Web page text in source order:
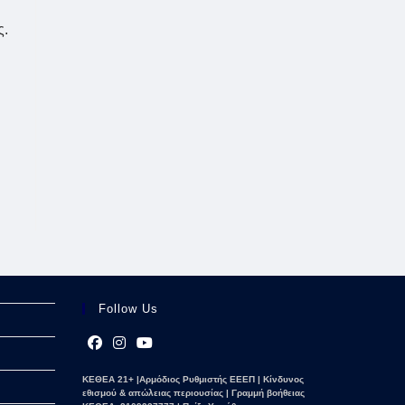
Follow Us
in
a
in
a
in
a
ΚΕΘΕΑ 21+ |Αρμόδιος Ρυθμιστής ΕΕΕΠ | Κίνδυνος
εθισμού & απώλειας περιουσίας | Γραμμή βοήθειας